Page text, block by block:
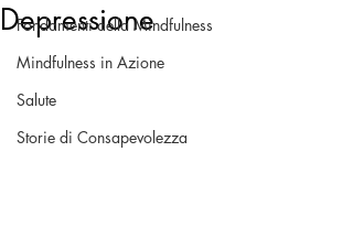
Fondamenti della Mindfulness
Mindfulness in Azione
Salute
Storie di Consapevolezza
Depressione